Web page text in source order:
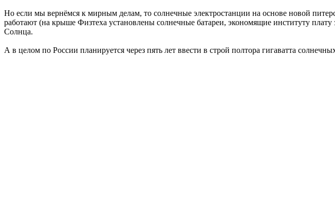
Но если мы вернёмся к мирным делам, то солнечные электростанции на основе новой
работают (на крыше Физтеха установлены солнечные батареи, экономящие институту
Солнца.
А в целом по России планируется через пять лет ввести в строй полтора гигаватта